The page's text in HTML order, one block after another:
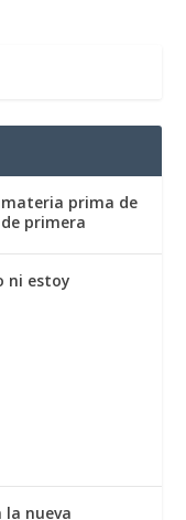
prima de
primera
ni estoy
la nueva